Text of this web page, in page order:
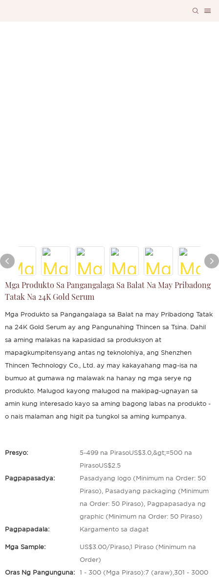
Mga Produkto Sa Pangangalaga Sa Balat Na May Pribadong
Tatak Na 24K Gold Serum
Mga Produkto sa Pangangalaga sa Balat na may Pribadong Tatak
na 24K Gold Serum ay ang Pangunahing Thincen sa Tsina. Dahil
sa aming malakas na kapasidad sa produksyon at
mapagkumpitensyang antas ng teknolohiya, ang Shenzhen
Thincen Technology Co., Ltd. ay may kakayahang mag-isa na
bumuo at gumawa ng malawak na hanay ng mga serye ng
produkto. Malugod kayong malugod na makipag-ugnayan sa
amin kung interesado kayo sa aming bagong labas na produkto -
o nais malaman ang higit pa tungkol sa aming kumpanya.
Presyo: 5-499 na PirasoUS$3.0,&gt;=500 na
PirasoUS$2.5
Pagpapasadya: Pasadyang logo (Minimum na Order: 50
Piraso), Pasadyang packaging (Minimum
na Order: 50 Piraso), Pagpapasadya ng
graphic (Minimum na Order: 50 Piraso)
Pagpapadala: Kargamento sa dagat
Mga Sample: US$3.00/Piraso,1 Piraso (Minimum na
Order)
Oras Ng Pangunguna: 1 - 300 (Mga Piraso):7 (araw),301 - 3000